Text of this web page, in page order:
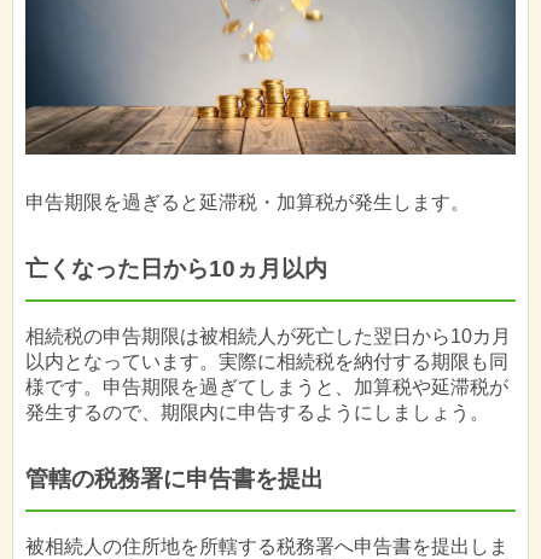
申告期限を過ぎると延滞税・加算税が発生します。
亡くなった日から10ヵ月以内
相続税の申告期限は被相続人が死亡した翌日から10カ月
以内となっています。実際に相続税を納付する期限も同
様です。申告期限を過ぎてしまうと、加算税や延滞税が
発生するので、期限内に申告するようにしましょう。
管轄の税務署に申告書を提出
被相続人の住所地を所轄する税務署へ申告書を提出しま